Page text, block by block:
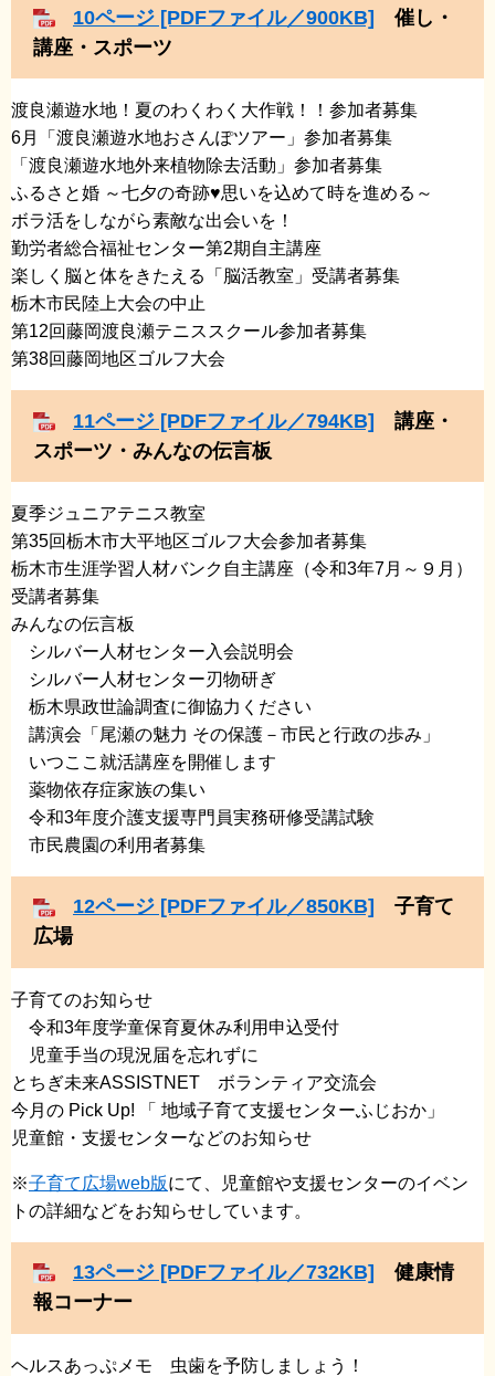
10ページ [PDFファイル／900KB] 催し・
講座・スポーツ
渡良瀬遊水地！夏のわくわく大作戦！！参加者募集
​6月「渡良瀬遊水地おさんぽツアー」参加者募集
​「渡良瀬遊水地外来植物除去活動」参加者募集
​ふるさと婚 ～七夕の奇跡♥思いを込めて時を進める～
​ボラ活をしながら素敵な出会いを！
​勤労者総合福祉センター第2期自主講座
​楽しく脳と体をきたえる「脳活教室」受講者募集
​栃木市民陸上大会の中止
​第12回藤岡渡良瀬テニススクール参加者募集
​第38回藤岡地区ゴルフ大会
11ページ [PDFファイル／794KB] 講座・
スポーツ・みんなの伝言板
夏季ジュニアテニス教室
​第35回栃木市大平地区ゴルフ大会参加者募集
​栃木市生涯学習人材バンク自主講座（令和3年7月～９月）
受講者募集
みんなの伝言板
シルバー人材センター入会説明会
​ シルバー人材センター刃物研ぎ
​ 栃木県政世論調査に御協力ください
​ 講演会「尾瀬の魅力 その保護－市民と行政の歩み」
​ いつここ就活講座を開催します
​ 薬物依存症家族の集い
​ 令和3年度介護支援専門員実務研修受講試験
​ 市民農園の利用者募集
12ページ [PDFファイル／850KB]
子育て
広場
子育てのお知らせ
​ 令和3年度学童保育夏休み利用申込受付
​ 児童手当の現況届を忘れずに
​とちぎ未来ASSISTNET ボランティア交流会
​今月の Pick Up! 「 地域子育て支援センターふじおか」
児童館・支援センターなどのお知らせ
※子育て広場web版にて、児童館や支援センターのイベン
トの詳細などをお知らせしています。
13ページ [PDFファイル／732KB]
健康情
報コーナー
ヘルスあっぷメモ 虫歯を予防しましょう！